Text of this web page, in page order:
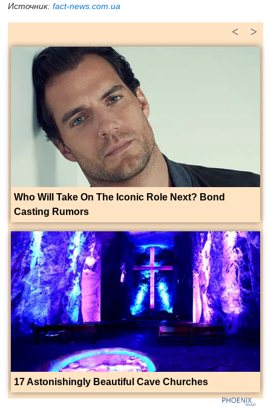
Источник: fact-news.com.ua
>
<
Who Will Take On The Iconic Role Next? Bond
Casting Rumors
17 Astonishingly Beautiful Cave Churches